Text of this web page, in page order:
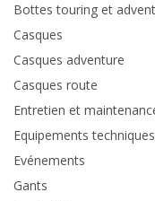
Bottes touring et
Casques
Casques adventure
Casques route
Entretien et
Equipements techniques
Evénements
Gants